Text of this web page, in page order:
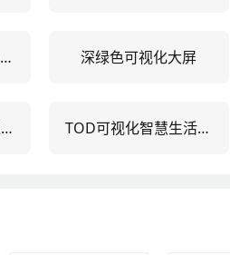
fullofstars:使用WebGL渲染的实时N体银河玩具仿真 深绿色可视化大屏
3D高斯技术如何重塑实时渲染？5大行业落地案例与性能提升实测 TOD可视化智慧生活：5大落地场景+3步实施路径，赋能城市更新决策